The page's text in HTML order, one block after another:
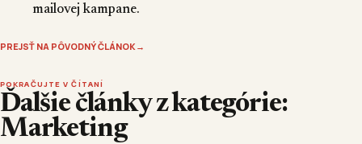
mailovej kampane.
PREJSŤ NA PÔVODNÝ ČLÁNOK →
POKRAČUJTE V ČÍTANÍ
Ďalšie články z kategórie:
Marketing